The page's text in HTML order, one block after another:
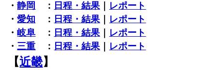
・静岡 ： 日程・結果｜ レポート
・愛知 ： 日程・結果｜ レポート
・岐阜 ： 日程・結果｜ レポート
・三重 ： 日程・結果｜ レポート
【近畿】